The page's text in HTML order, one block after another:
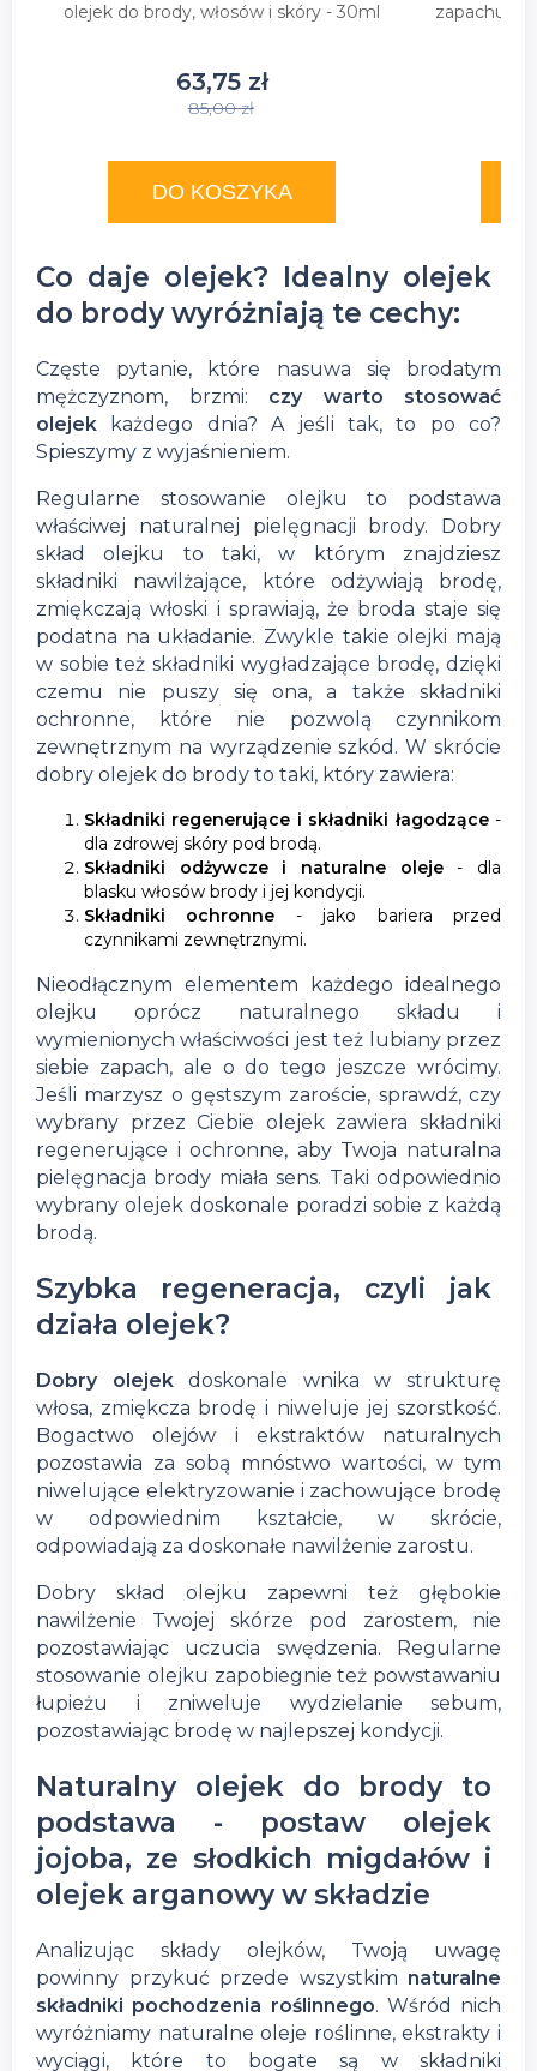
olejek do brody, włosów i skóry - 30ml
63,75 zł
85,00 zł
DO KOSZYKA
zapachu
Co daje olejek? Idealny olejek
do brody wyróżniają te cechy:
Częste pytanie, które nasuwa się brodatym
mężczyznom, brzmi: czy warto stosować
olejek każdego dnia? A jeśli tak, to po co?
Spieszymy z wyjaśnieniem.
Regularne stosowanie olejku to podstawa
właściwej naturalnej pielęgnacji brody. Dobry
skład olejku to taki, w którym znajdziesz
składniki nawilżające, które odżywiają brodę,
zmiękczają włoski i sprawiają, że broda staje się
podatna na układanie. Zwykle takie olejki mają
w sobie też składniki wygładzające brodę, dzięki
czemu nie puszy się ona, a także składniki
ochronne, które nie pozwolą czynnikom
zewnętrznym na wyrządzenie szkód. W skrócie
dobry olejek do brody to taki, który zawiera:
Składniki regenerujące i składniki łagodzące-
dla zdrowej skóry pod brodą.
Składniki odżywcze i naturalne oleje- dla
blasku włosów brody i jej kondycji.
Składniki ochronne - jako bariera przed
czynnikami zewnętrznymi.
Nieodłącznym elementem każdego idealnego
olejku oprócz naturalnego składu i
wymienionych właściwości jest też lubiany przez
siebie zapach, ale o do tego jeszcze wrócimy.
Jeśli marzysz o gęstszym zaroście, sprawdź, czy
wybrany przez Ciebie olejek zawiera składniki
regenerujące i ochronne, aby Twoja naturalna
pielęgnacja brody miała sens. Taki odpowiednio
wybrany olejek doskonale poradzi sobie z każdą
brodą.
Szybka regeneracja, czyli jak
działa olejek?
Dobry olejekdoskonale wnika w strukturę
włosa, zmiękcza brodę i niweluje jej szorstkość.
Bogactwo olejów i ekstraktów naturalnych
pozostawia za sobą mnóstwo wartości, w tym
niwelujące elektryzowanie i zachowujące brodę
w odpowiednim kształcie, w skrócie,
odpowiadają za doskonałe nawilżenie zarostu.
Dobry skład olejku zapewni też głębokie
nawilżenie Twojej skórze pod zarostem, nie
pozostawiając uczucia swędzenia. Regularne
stosowanie olejku zapobiegnie też powstawaniu
łupieżu i zniweluje wydzielanie sebum,
pozostawiając brodę w najlepszej kondycji.
Naturalny olejek do brody to
podstawa - postaw olejek
jojoba, ze słodkich migdałów i
olejek arganowy w składzie
Analizując składy olejków, Twoją uwagę
powinny przykuć przede wszystkim naturalne
składniki pochodzenia roślinnego. Wśród nich
wyróżniamy naturalne oleje roślinne, ekstrakty i
wyciągi, które to bogate są w składniki